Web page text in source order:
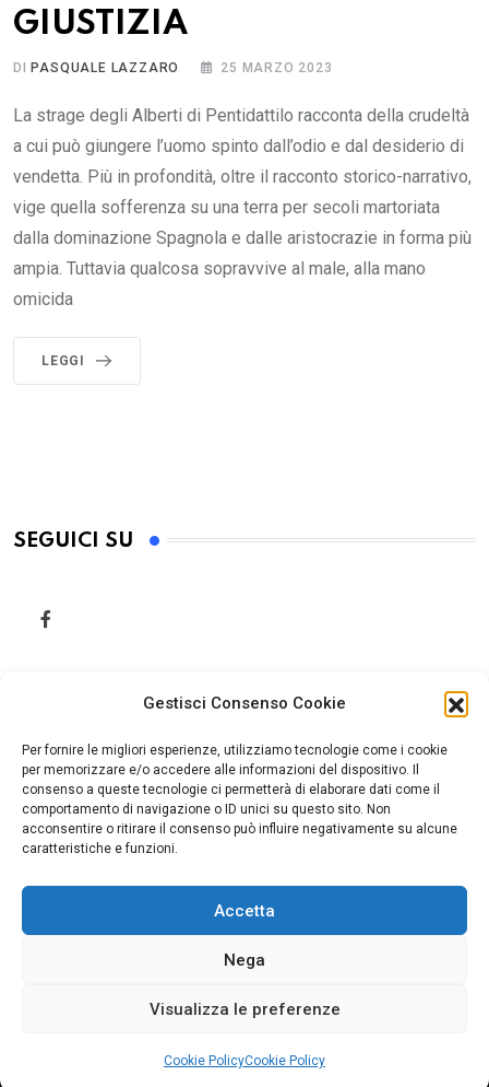
Gestisci Consenso Cookie
Per fornire le migliori esperienze, utilizziamo tecnologie come i cookie
per memorizzare e/o accedere alle informazioni del dispositivo. Il
consenso a queste tecnologie ci permetterà di elaborare dati come il
comportamento di navigazione o ID unici su questo sito. Non
acconsentire o ritirare il consenso può influire negativamente su alcune
caratteristiche e funzioni.
Accetta
Nega
Visualizza le preferenze
Cookie PolicyCookie Policy
GIUSTIZIA
DI PASQUALE LAZZARO 25 MARZO 2023
La strage degli Alberti di Pentidattilo racconta della crudeltà
a cui può giungere l’uomo spinto dall’odio e dal desiderio di
vendetta. Più in profondità, oltre il racconto storico-narrativo,
vige quella sofferenza su una terra per secoli martoriata
dalla dominazione Spagnola e dalle aristocrazie in forma più
ampia. Tuttavia qualcosa sopravvive al male, alla mano
omicida
LEGGI
SEGUICI SU
Home Cookie Policy (UE)